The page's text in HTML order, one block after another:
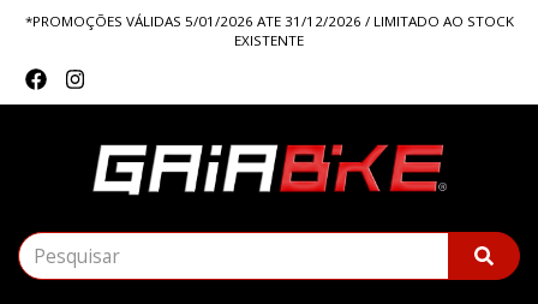
*PROMOÇÕES VÁLIDAS 5/01/2026 ATE 31/12/2026 / LIMITADO AO STOCK
EXISTENTE